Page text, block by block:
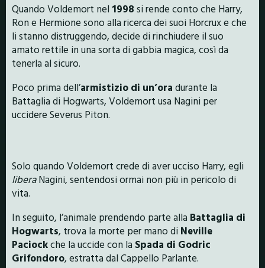
Quando Voldemort nel 1998 si rende conto che Harry,
Ron e Hermione sono alla ricerca dei suoi Horcrux e che
li stanno distruggendo, decide di rinchiudere il suo
amato rettile in una sorta di gabbia magica, così da
tenerla al sicuro.
Poco prima dell’armistizio di un’ora durante la
Battaglia di Hogwarts, Voldemort usa Nagini per
uccidere Severus Piton.
Solo quando Voldemort crede di aver ucciso Harry, egli
liberaNagini, sentendosi ormai non più in pericolo di
vita.
In seguito, l’animale prendendo parte alla Battaglia di
Hogwarts, trova la morte per mano di Neville
Paciockche la uccide con la Spada di Godric
Grifondoro, estratta dal Cappello Parlante.